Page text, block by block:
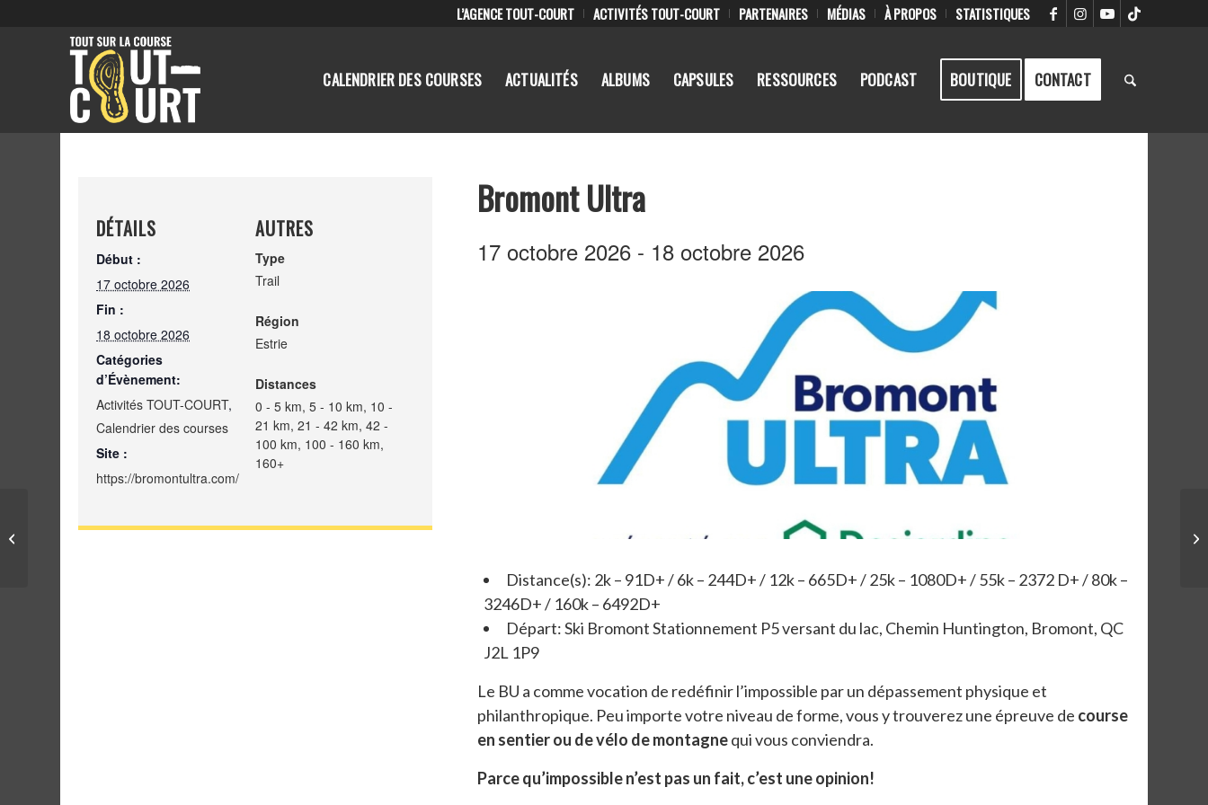
L’AGENCE TOUT-COURT ACTIVITÉS TOUT-COURT PARTENAIRES MÉDIAS À PROPOS STATISTIQUES
CALENDRIER DES COURSES ACTUALITÉS ALBUMS CAPSULES RESSOURCES PODCAST BOUTIQUE CONTACT
Bromont Ultra
17 octobre 2026 - 18 octobre 2026
Distance(s): 2k – 91D+ / 6k – 244D+ / 12k – 665D+ / 25k – 1080D+ / 55k – 2372 D+ / 80k –
3246D+ / 160k – 6492D+
Départ: Ski Bromont Stationnement P5 versant du lac, Chemin Huntington, Bromont, QC
J2L 1P9
Le BU a comme vocation de redéfinir l’impossible par un dépassement physique et
philanthropique. Peu importe votre niveau de forme, vous y trouverez une épreuve de course
en sentier ou de vélo de montagnequi vous conviendra.
Parce qu’impossible n’est pas un fait, c’est une opinion!
DÉTAILS
Début :
17 octobre 2026
Fin :
18 octobre 2026
Catégories
d’Évènement:
Activités TOUT-COURT,
Calendrier des courses
Site :
https://bromontultra.com/
AUTRES
Type
Trail
Région
Estrie
Distances
0 - 5 km, 5 - 10 km, 10 -
21 km, 21 - 42 km, 42 -
100 km, 100 - 160 km,
160+